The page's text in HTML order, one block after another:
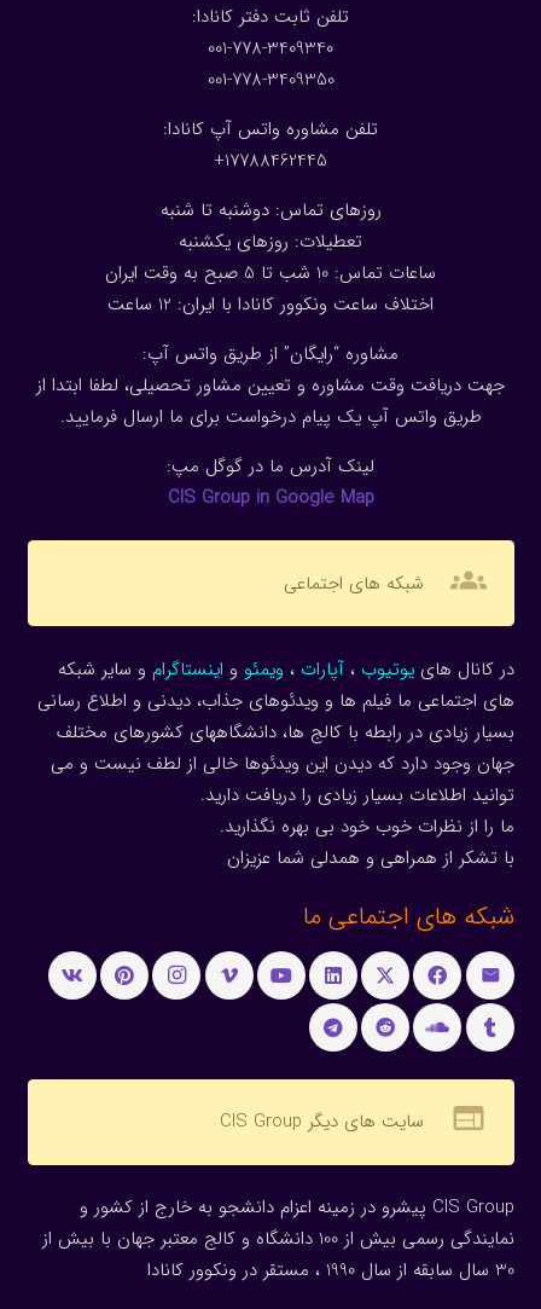
:تلفن ثابت دفتر کانادا
001-778-3409340
001-778-3409350
تلفن مشاوره واتس آپ کانادا:
17788462445+
روزهای تماس: دوشنبه تا شنبه
تعطیلات: روزهای یکشنبه
ساعات تماس: 10 شب تا 5 صبح به وقت ایران
اختلاف ساعت ونکوور کانادا با ایران: 1 2 ساعت
مشاوره “رایگان” از طریق واتس آپ:
جهت دریافت وقت مشاوره و تعیین مشاور تحصیلی، لطفا ابتدا از
طریق واتس آپ یک پیام درخواست برای ما ارسال فرمایید.
لینک آدرس ما در گوگل مپ:
CIS Group in Google Map
groups شبکه های اجتماعی
در کانال هاییوتیوب ، آپارات ، ویمئو و اینستاگرام و سایر شبکه
های اجتماعی ما فیلم ها و ویدئوهای جذاب، دیدنی و اطلاع رسانی
بسیار زیادی در رابطه با کالج ها، دانشگاههای کشورهای مختلف
جهان وجود دارد که دیدن این ویدئوها خالی از لطف نیست و می
توانید اطلاعات بسیار زیادی را دریافت دارید.
ما را از نظرات خوب خود بی بهره نگذارید.
با تشکر از همراهی و همدلی شما عزیزان
شبکه های اجتماعی ما
web سایت های دیگر CIS Group
CIS Group پیشرو در زمینه اعزام دانشجو به خارج از کشور و
نمایندگی رسمی بیش از 100 دانشگاه و کالج معتبر جهان با بیش از
30 سال سابقه از سال 1990 ، مستقر در ونکوور کانادا